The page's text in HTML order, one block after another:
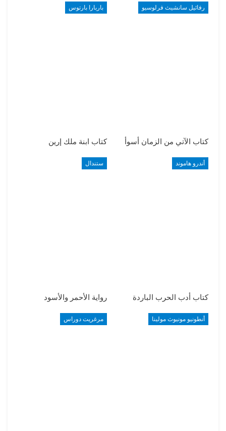
رفائيل سانشيث فرلوسيو
كتاب الآتي من الزمان أسوأ
باربارا بارتوس
كتاب ابنة ملك إرين
أندرو هاموند
كتاب أدب الحرب الباردة
ستندال
رواية الأحمر والأسود
أنطونيو مونيوث مولينا مرغريت دوراس